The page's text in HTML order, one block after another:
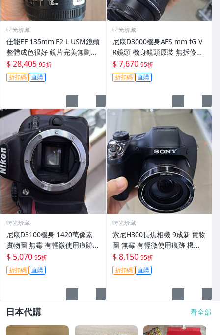
時光珍藏
佳能EF 135mm F2 L USM鏡頭
整體成色很好 鏡片完美無劃痕
功能一切正常 無拆修無-3430
$ 28,405 95折
折扣碼 直購
時光珍藏
尼康D3000機身AFS mm fG V
R鏡頭 機身鏡頭原裝 無拆修無
翻新 有輕微使用痕跡 鏡頭-34
30
$ 7,670 95折
折扣碼 直購
時光珍藏
尼康D3100機身 1420萬像素
實物圖 無霉 有輕微使用痕跡
機身原裝 無拆修無翻新 臨-34
3
$ 5,070 95折
折扣碼 直購
時光珍藏
索尼H300長焦相機 9成新 實物
圖 無霉 有輕微使用痕跡 機身
鏡頭原裝 無拆修無翻新-3430
$ 8,150 95折
折扣碼 直購
日本代購 看全部